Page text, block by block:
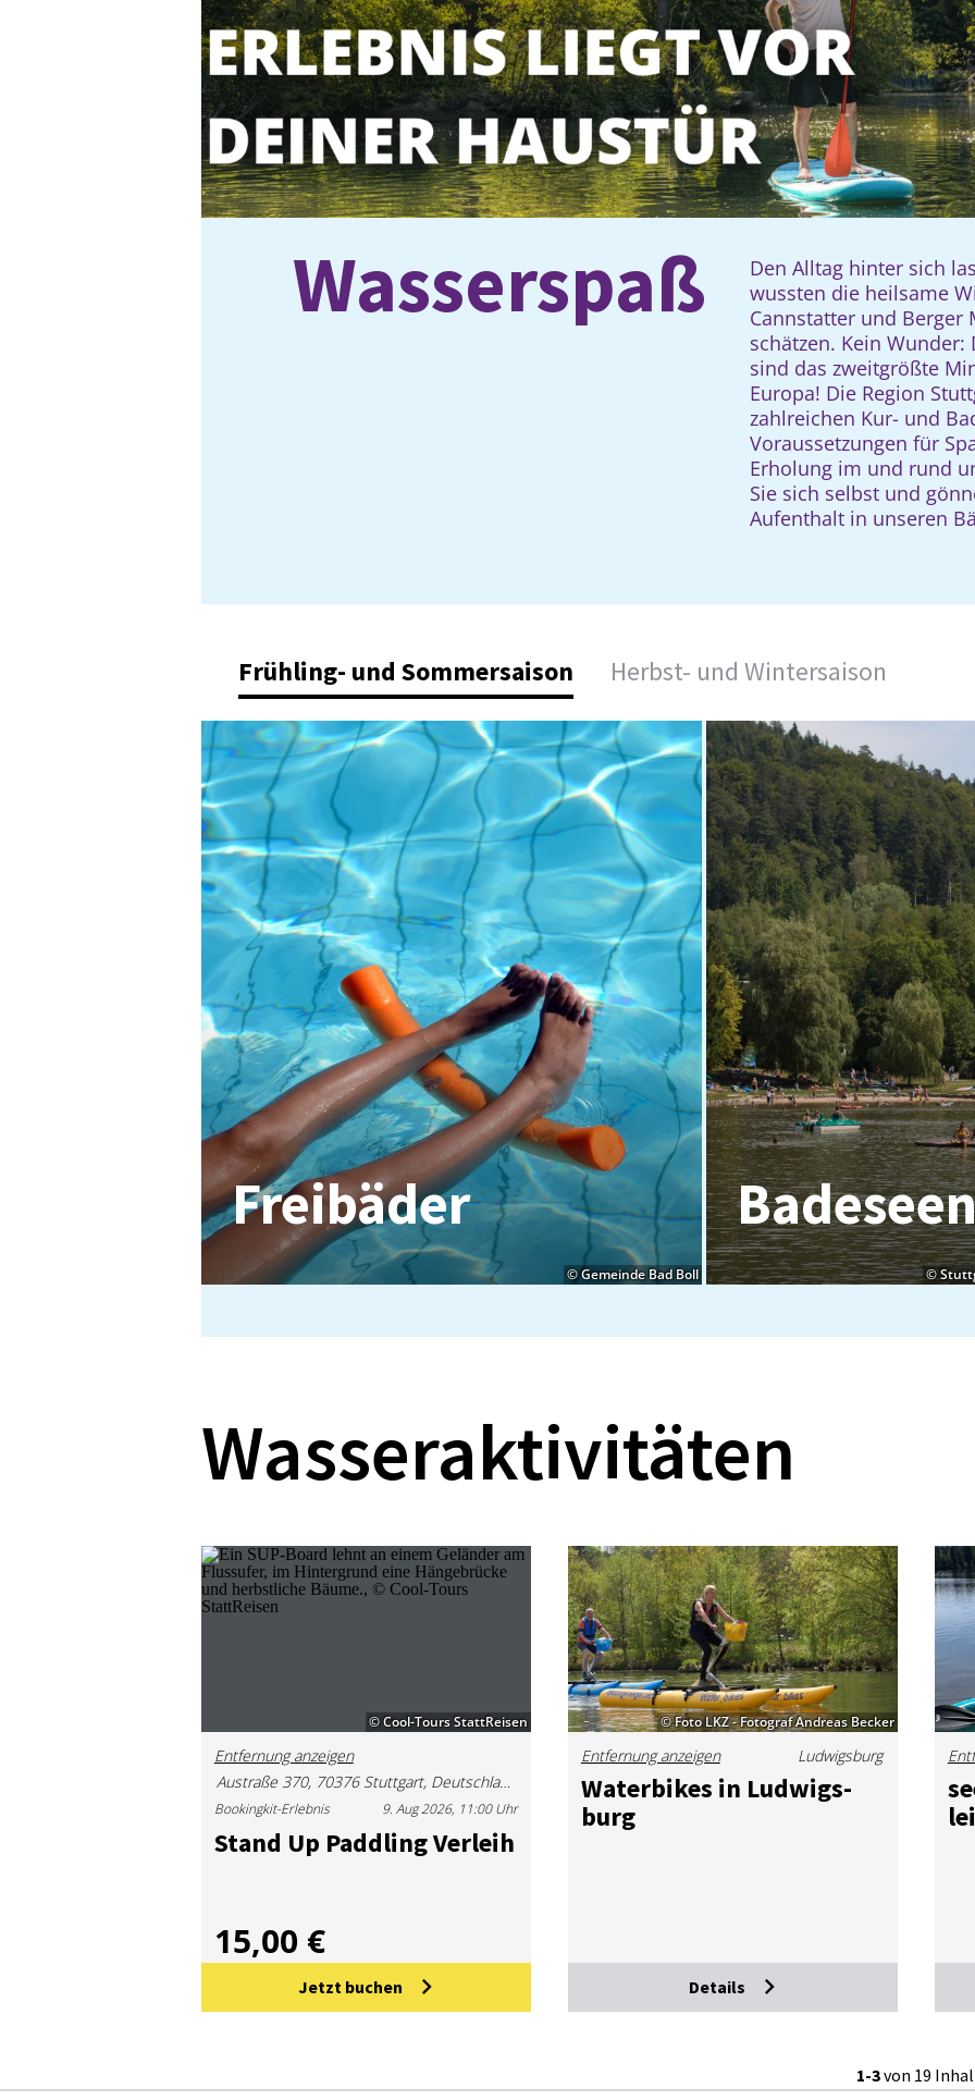
Was­ser­spaß
Den Alltag hinter sich
wussten die heilsame
Cannstatter und Berger
schätzen. Kein
sind das zweitgrößte
Europa! Die Region
zahlreichen Kur- und
Voraussetzungen für
Erholung im und rund
Sie sich selbst und
Aufenthalt in unseren
Frühling- und Sommersaison Herbst- und Wintersaison
© Gemeinde Bad Boll
Frei­bä­der
©
Wasseraktivitäten
© Cool-Tours StattReisen
Entfernung anzeigen
Austraße 370, 70376 Stuttgart, Deutschland
Stand Up Paddling Ver­leih
Bookingkit-Erlebnis 9. Aug 2026, 11:00 Uhr
15,00 €
Jetzt buchen
© Foto LKZ - Fotograf Andreas Becker
Entfernung anzeigen Ludwigsburg
Wa­ter­bikes in Lud­wigs­
burg
Details
1-3von 19